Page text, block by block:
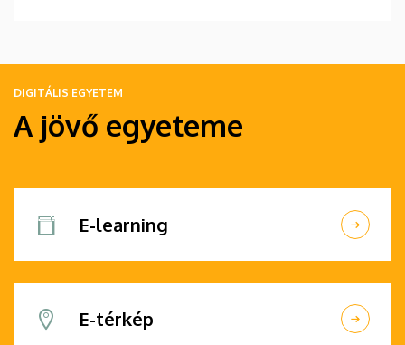
DIGITÁLIS EGYETEM
A jövő egyeteme
E-learning
E-térkép